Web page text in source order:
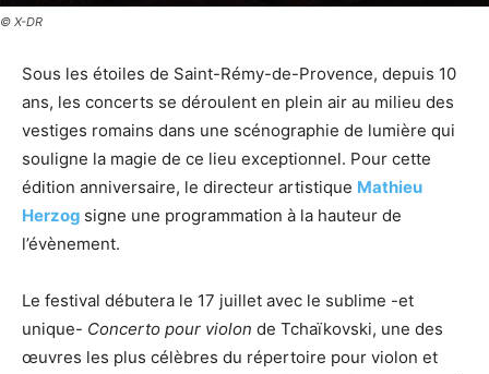
© X-DR
Sous les étoiles de Saint-Rémy-de-Provence, depuis 10
ans, les concerts se déroulent en plein air au milieu des
vestiges romains dans une scénographie de lumière qui
souligne la magie de ce lieu exceptionnel. Pour cette
édition anniversaire, le directeur artistique Mathieu
Herzog signe une programmation à la hauteur de
l’évènement.
Le festival débutera le 17 juillet avec le sublime -et
unique- Concerto pour violon de Tchaïkovski, une des
œuvres les plus célèbres du répertoire pour violon et